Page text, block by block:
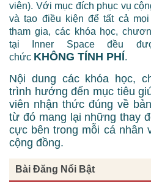
viên). Với mục đích phục vụ
và tạo điều kiện để tất cả
tham gia, các khóa học,
tại Inner Space đều
chức KHÔNG TÍNH PHÍ.
Nội dung các khóa học,
trình hướng đến mục tiêu
viên nhận thức đúng về
từ đó mang lại những thay
cực bên trong mỗi cá nhân
cộng đồng.
Bài Đăng Nổi Bật